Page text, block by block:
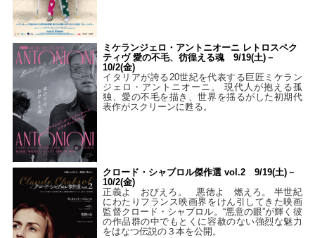
ミケランジェロ・アントニオーニ レトロスペク
ティヴ 愛の不毛、彷徨える魂 9/19(土)－
10/2(金)
イタリアが誇る20世紀を代表する巨匠ミケラン
ジェロ・アントニオーニ。 現代人が抱える孤
独、愛の不毛を描き、世界を揺るがした初期代
表作がスクリーンに甦る。
クロード・シャブロル傑作選 vol.2 9/19(土)－
10/2(金)
正義よ おびえろ。 悪徳よ 燃えろ。 半世紀
にわたりフランス映画界をけん引してきた映画
監督クロード・シャブロル。“悪意の眼”が輝く彼
の作品群の中でもとくに容赦のない強烈な魅力
をはなつ伝説の３本を公開。